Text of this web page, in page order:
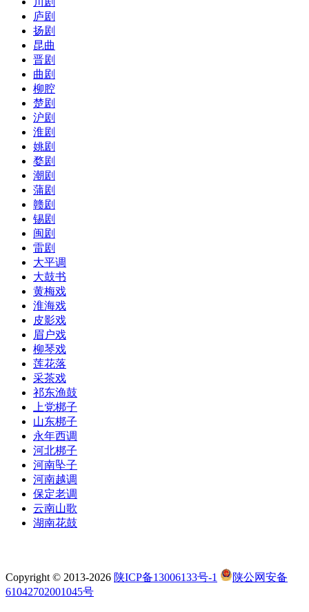
庐剧
扬剧
昆曲
晋剧
曲剧
柳腔
楚剧
沪剧
淮剧
姚剧
婺剧
潮剧
蒲剧
赣剧
锡剧
闽剧
雷剧
大平调
大鼓书
黄梅戏
淮海戏
皮影戏
眉户戏
柳琴戏
莲花落
采茶戏
祁东渔鼓
上党梆子
山东梆子
永年西调
河北梆子
河南坠子
河南越调
保定老调
云南山歌
湖南花鼓
Copyright © 2013-2026 陕ICP备13006133号-1
陕公网安备
61042702001045号